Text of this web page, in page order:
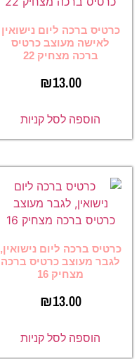
כרטיס ברכה ליום נישואין
לאישה מעוצב כרטיס
ברכה מצחיק 22
₪13.00
הוספה לסל קניות
כרטיס ברכה ליום נישואין,
לגבר מעוצב כרטיס ברכה
מצחיק 16
₪13.00
הוספה לסל קניות